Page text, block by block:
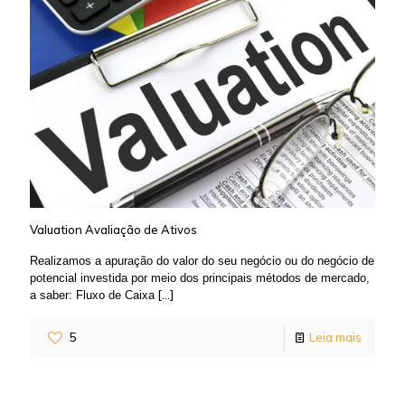
Valuation Avaliação de Ativos
Realizamos a apuração do valor do seu negócio ou do negócio de
potencial investida por meio dos principais métodos de mercado,
a saber: Fluxo de Caixa […]
5 Leia mais